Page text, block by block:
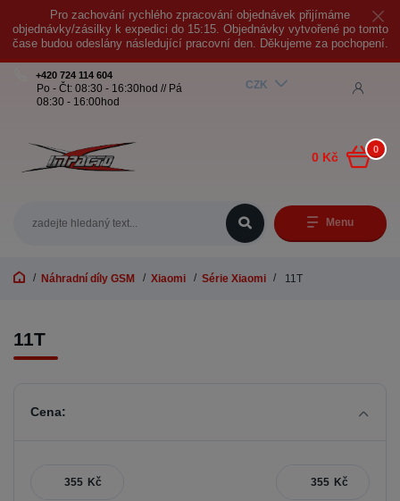
Pro zachování rychlého zpracování objednávek přijímáme
objednávky/zásilky k expedici do 15:15. Objednávky vytvořené po tomto
čase budou odeslány následující pracovní den. Děkujeme za pochopení.
Menu
CZK
+420 724 114 604
Po - Čt: 08:30 - 16:30hod // Pá
08:30 - 16:00hod
0
0 Kč
Náhradní díly GSM Xiaomi Série Xiaomi 11T
11T
Cena:
Kč Kč